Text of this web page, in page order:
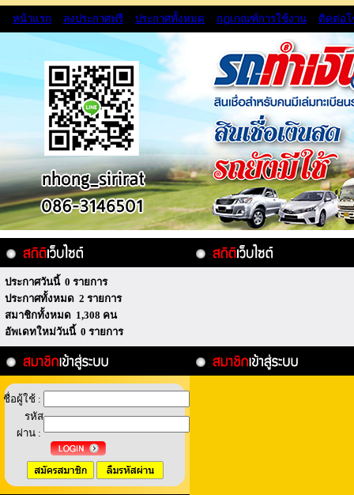
หน้าแรก ลงประกาศฟรี ประกาศทั้งหมด กฏเกณฑ์การใช้งาน ติดต่อ
ประกาศวันนี้ 0 รายการ
ประกาศทั้งหมด 2 รายการ
สมาชิกทั้งหมด 1,308 คน
อัพเดทใหม่วันนี้ 0 รายการ
ชื่อผู้ใช้ :
รหัส
ผ่าน :